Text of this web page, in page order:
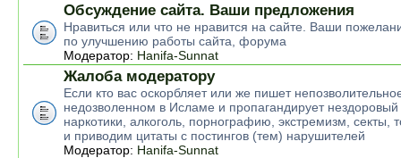
Обсуждение сайта. Ваши предложения
Нравиться или что не нравится на сайте. Ваши
по улучшению работы сайта, форума
Модератор: Hanifa-Sunnat
Жалоба модератору
Если кто вас оскорбляет или же пишет
недозволенном в Исламе и пропагандирует
наркотики, алкоголь, порнографию, экстремизм, секты,
и приводим цитаты с постингов (тем) нарушителей
Модератор: Hanifa-Sunnat